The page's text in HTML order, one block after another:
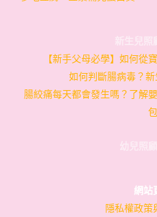
【新手父母必學】如何從
如何判斷腸病毒？新
腸絞痛每天都會發生嗎？了解
包
網站
隱私權政策